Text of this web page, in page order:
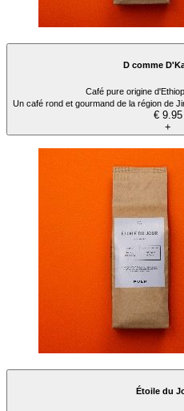
D comme
Café pure origine
Un café rond et gourmand de la région de
€ 9.95
+
Étoile du